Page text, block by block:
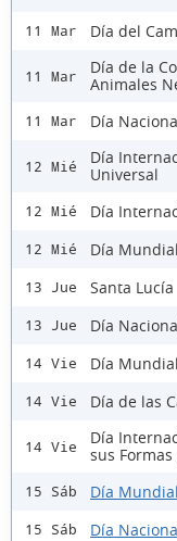
11 Mar Día del
11 Mar
Día de la
Animales
11 Mar Día
12 Mié
Día
Universal
12 Mié Día
12 Mié Día
13 Jue Santa Lucía
13 Jue Día
14 Vie Día
14 Vie Día de las
14 Vie
Día
sus
15 Sáb Día
15 Sáb Día